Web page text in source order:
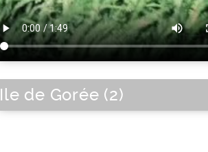
Ile de Gorée (2)